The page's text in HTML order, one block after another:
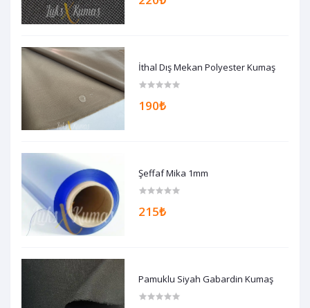
İthal Dış Mekan Polyester Kumaş
190₺
Şeffaf Mika 1mm
215₺
Pamuklu Siyah Gabardin Kumaş